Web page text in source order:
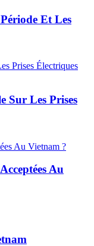
Et Les
Sur Les Prises
Au